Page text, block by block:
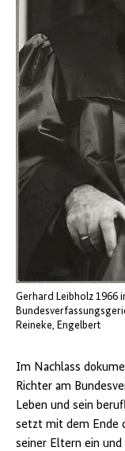
Gerhard Leibholz 1966
Reineke, Engelbert
Im Nachlass
Richter am
Leben und sein
setzt mit dem Ende
seiner Eltern ein